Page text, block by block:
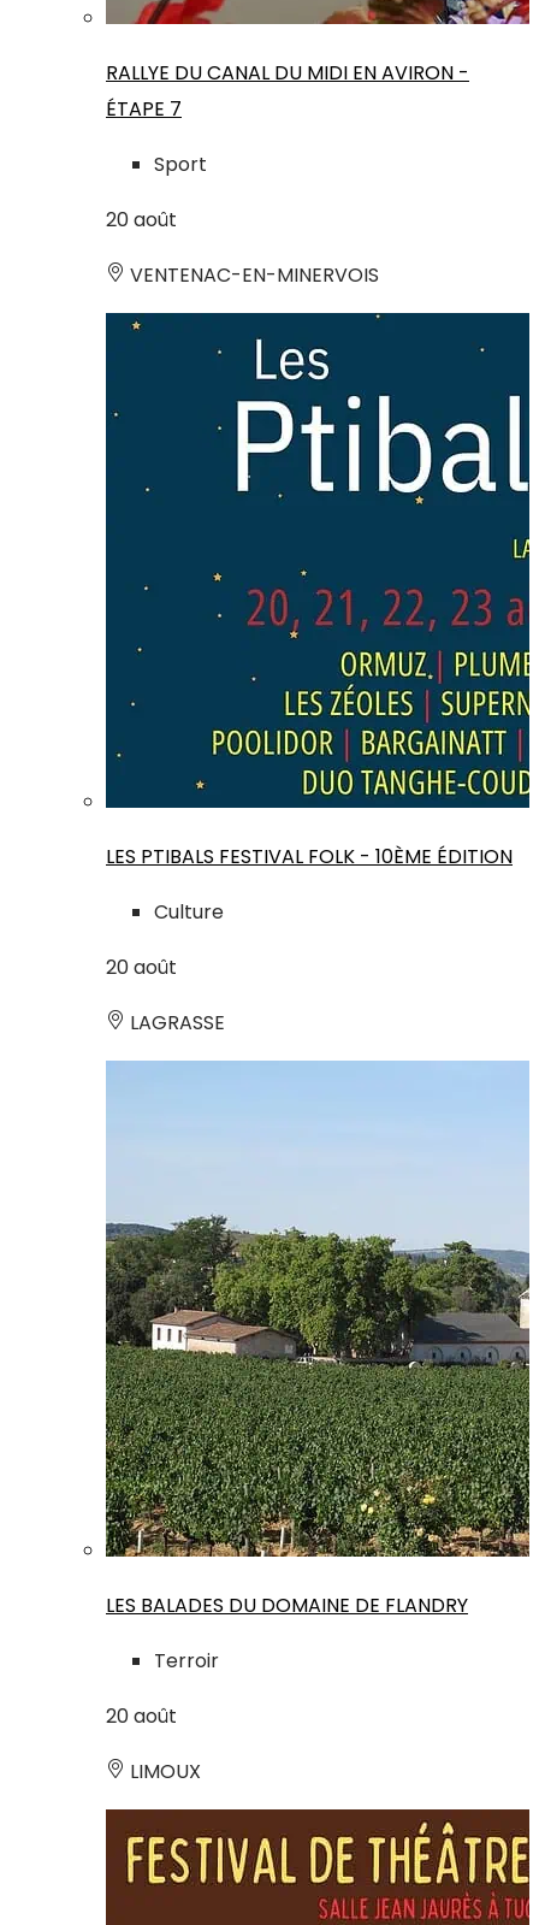
RALLYE DU CANAL DU MIDI EN AVIRON -
ÉTAPE 7
Sport
20août
VENTENAC-EN-MINERVOIS
LES PTIBALS FESTIVAL FOLK - 10ÈME ÉDITION
Culture
20août
LAGRASSE
LES BALADES DU DOMAINE DE FLANDRY
Terroir
20août
LIMOUX